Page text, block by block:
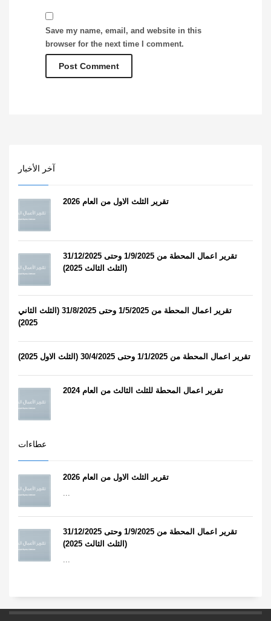
Save my name, email, and website in this
browser for the next time I comment.
آخر الأخبار
تقرير الثلث الاول من العام 2026
تقرير اعمال المحطة من 1/9/2025 وحتى 31/12/2025
(الثلث الثالث 2025)
تقرير اعمال المحطة من 1/5/2025 وحتى 31/8/2025 (الثلث الثاني
2025)
تقرير اعمال المحطة من 1/1/2025 وحتى 30/4/2025 (الثلث الاول 2025)
تقرير اعمال المحطة للثلث الثالث من العام 2024
عطاءات
تقرير الثلث الاول من العام 2026
...
تقرير اعمال المحطة من 1/9/2025 وحتى 31/12/2025
(الثلث الثالث 2025)
...